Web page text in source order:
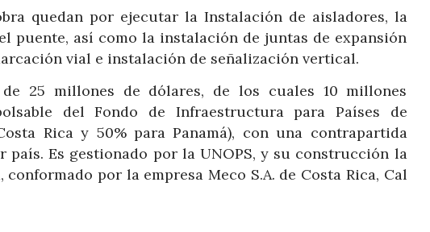
quedan por ejecutar la Instalación de aisladores, la
puente, así como la instalación de juntas de expansión
vial e instalación de señalización vertical.
25 millones de dólares, de los cuales 10 millones
del Fondo de Infraestructura para Países de
Rica y 50% para Panamá), con una contrapartida
país. Es gestionado por la UNOPS, y su construcción la
por la empresa Meco S.A. de Costa Rica, Cal